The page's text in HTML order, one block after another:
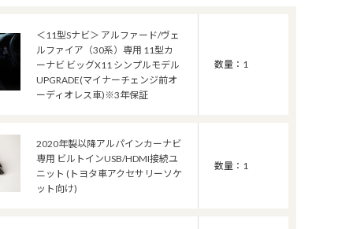
＜11型Sナビ＞ アルファード/ヴェ
ルファイア（30系）専用 11型カ
ーナビ ビッグX11 シンプルモデル
UPGRADE(マイナーチェンジ前オ
ーディオレス車)※3年保証
数量：1
2020年製以降アルパインカーナビ
専用 ビルトインUSB/HDMI接続ユ
ニット (トヨタ車アクセサリーソケ
ット向け)
数量：1